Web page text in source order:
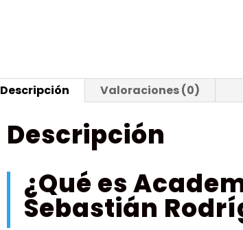
Descripción Valoraciones (0)
Descripción
¿Qué es
Sebastián